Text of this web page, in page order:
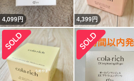
4,099円 4,399円